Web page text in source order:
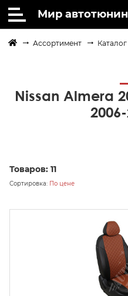
Мир
Ассортимент Каталог
Nissan Almera
Товаров: 11
Сортировка: По цене